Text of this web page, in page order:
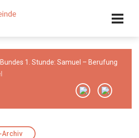
1. Stunde: Samuel – Berufung
Archiv